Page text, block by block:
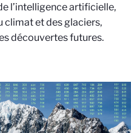
l’intelligence artificielle,
climat et des glaciers,
découvertes futures.